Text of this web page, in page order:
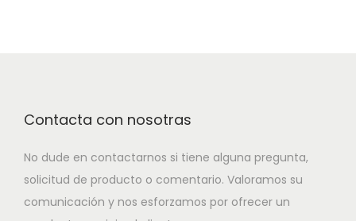
Contacta con nosotras
No dude en contactarnos si tiene alguna pregunta,
solicitud de producto o comentario. Valoramos su
comunicación y nos esforzamos por ofrecer un